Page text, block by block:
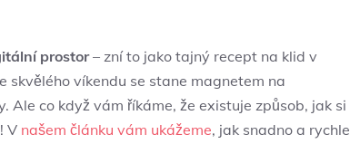
prostor– zní to jako tajný recept na klid v
skvělého víkendu se stane magnetem na
Ale co když vám říkáme, že existuje způsob, jak si
V našem článku vám ukážeme, jak snadno a rychle